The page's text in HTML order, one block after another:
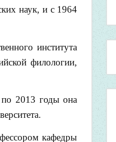
наук, и с 1964
института
филологии,
2013 годы она
кафедры